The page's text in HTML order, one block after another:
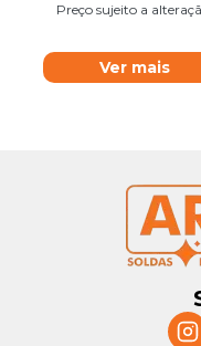
Preço sujeito a
Ver mais